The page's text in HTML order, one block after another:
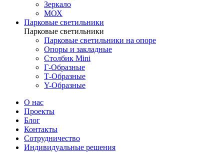
Зеркало
МОХ
Парковые светильники
Парковые светильники
Парковые светильники на опоре
Опоры и закладные
Столбик Mini
Г-Образные
Т-Образные
Y-Образные
О нас
Проекты
Блог
Контакты
Сотрудничество
Индивидуальные решения